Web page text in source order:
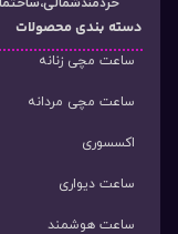
دسته‌ بندی محصولات
ساعت مچی زنانه
ساعت مچی مردانه
اکسسوری
ساعت دیواری
ساعت هوشمند